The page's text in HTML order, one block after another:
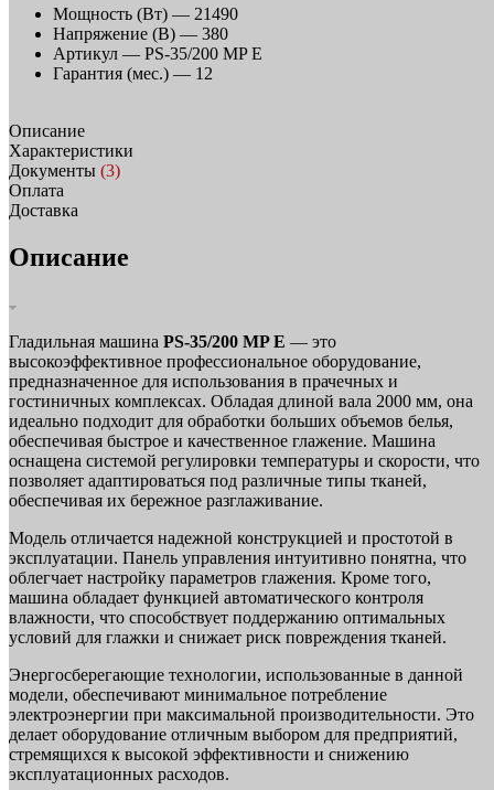
Мощность (Вт) — 21490
Напряжение (В) — 380
Артикул — PS-35/200 MP E
Гарантия (мес.) — 12
Описание
Характеристики
Документы (3)
Оплата
Доставка
Описание
Гладильная машина PS-35/200 MP E — это
высокоэффективное профессиональное оборудование,
предназначенное для использования в прачечных и
гостиничных комплексах. Обладая длиной вала 2000 мм, она
идеально подходит для обработки больших объемов белья,
обеспечивая быстрое и качественное глажение. Машина
оснащена системой регулировки температуры и скорости, что
позволяет адаптироваться под различные типы тканей,
обеспечивая их бережное разглаживание.
Модель отличается надежной конструкцией и простотой в
эксплуатации. Панель управления интуитивно понятна, что
облегчает настройку параметров глажения. Кроме того,
машина обладает функцией автоматического контроля
влажности, что способствует поддержанию оптимальных
условий для глажки и снижает риск повреждения тканей.
Энергосберегающие технологии, использованные в данной
модели, обеспечивают минимальное потребление
электроэнергии при максимальной производительности. Это
делает оборудование отличным выбором для предприятий,
стремящихся к высокой эффективности и снижению
эксплуатационных расходов.